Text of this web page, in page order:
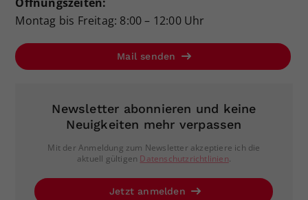
Montag bis Freitag: 8:00 – 12:00 Uhr
Mail senden
Newsletter abonnieren und keine
Neuigkeiten mehr verpassen
Mit der Anmeldung zum Newsletter akzeptiere ich die
aktuell gültigen Datenschutzrichtlinien.
Jetzt anmelden